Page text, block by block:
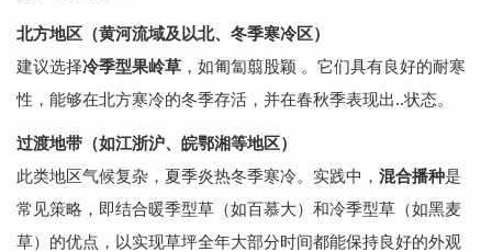
北方地区（黄河流域及以北、冬季寒冷区）
建议选择冷季型果岭草 ，如匍匐翦股颖 。它们具有良好的耐寒
性，能够在北方寒冷的冬季存活，并在春秋季表现出..状态。
过渡地带（如江浙沪、皖鄂湘等地区）
此类地区气候复杂，夏季炎热冬季寒冷。实践中， 混合播种是
常见策略，即结合暖季型草（如百慕大）和冷季型草（如黑麦
草）的优点，以实现草坪全年大部分时间都能保持良好的外观